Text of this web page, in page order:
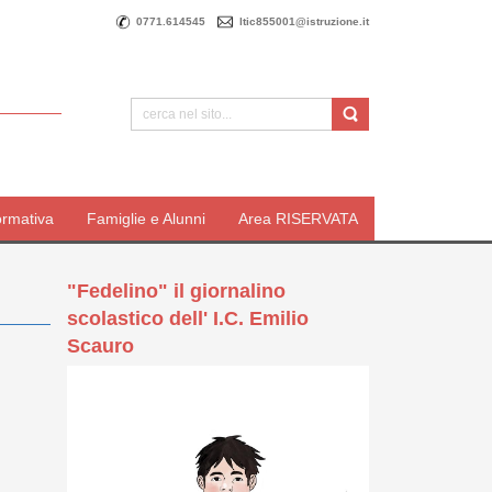
0771.614545 ltic855001@istruzione.it
Famiglie e Alunni Area RISERVATA
"Fedelino" il giornalino
scolastico dell' I.C. Emilio
Scauro